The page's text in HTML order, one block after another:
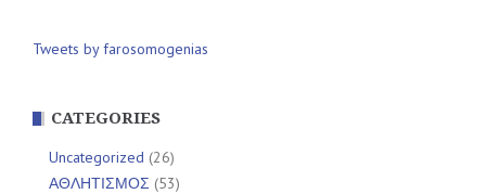
Tweets by farosomogenias
CATEGORIES
Uncategorized (26)
ΑΘΛΗΤΙΣΜΟΣ (53)